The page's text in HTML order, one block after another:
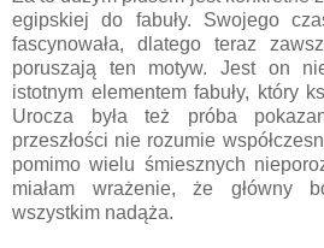
egipskiej do fabuły. Swojego
fascynowała, dlatego teraz
poruszają ten motyw. Jest on
istotnym elementem fabuły, który
Urocza była też próba
przeszłości nie rozumie
pomimo wielu śmiesznych
miałam wrażenie, że główny
wszystkim nadąża.